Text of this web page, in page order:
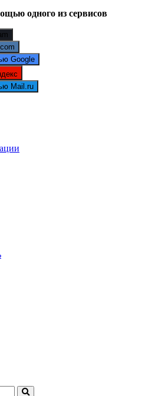
одного из сервисов
Google
Mail.ru